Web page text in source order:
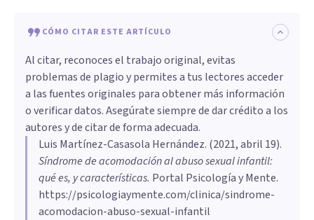
CÓMO CITAR ESTE ARTÍCULO
Al citar, reconoces el trabajo original, evitas
problemas de plagio y permites a tus lectores acceder
a las fuentes originales para obtener más información
o verificar datos. Asegúrate siempre de dar crédito a los
autores y de citar de forma adecuada.
Luis Martínez-Casasola Hernández. (2021, abril 19).
Síndrome de acomodación al abuso sexual infantil:
qué es, y características. Portal Psicología y Mente.
https://psicologiaymente.com/clinica/sindrome-
acomodacion-abuso-sexual-infantil